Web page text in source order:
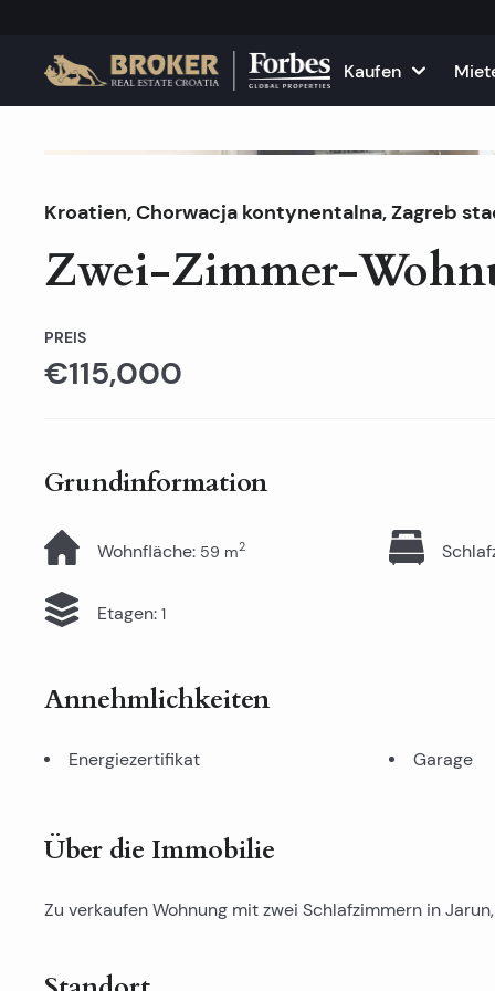
Kaufen
Häuser und Villen
Wohnungen
Grundstücke
Alle
Wohnungen
Häuser und
Kroatien,Chorwacja kontynentalna,Zagreb
Zwei-Zimmer-
PREIS
€115,000
Grundinformation
Wohnfläche: 59 m2
Etagen: 1
Annehmlichkeiten
Energiezertifikat Garage
Über die Immobilie
Zu verkaufen Wohnung mit zwei Schlafzimmern in